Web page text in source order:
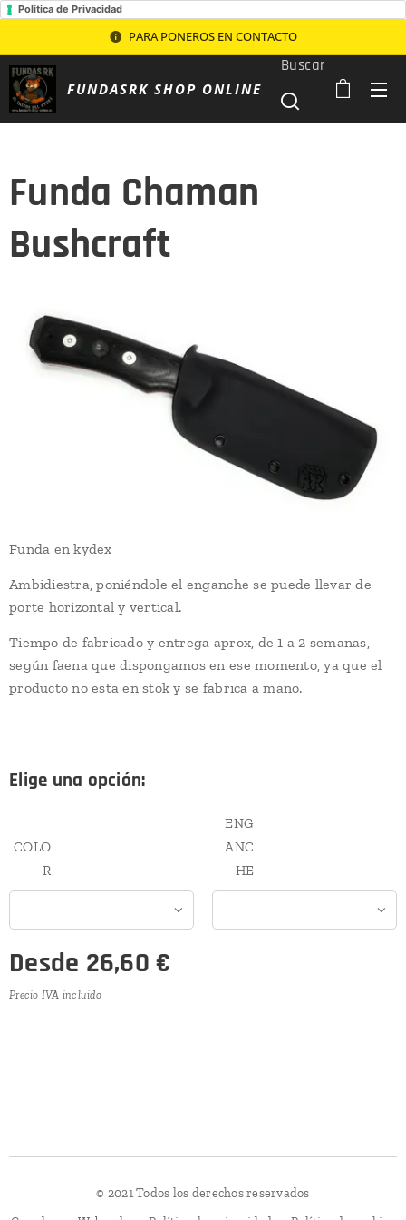
Política de Privacidad
PARA PONEROS EN CONTACTO
FUNDASRK SHOP ONLINE
Buscar
Funda Chaman
Bushcraft
Funda en kydex
Ambidiestra, poniéndole el enganche se puede llevar de
porte horizontal y vertical.
Tiempo de fabricado y entrega aprox, de 1 a 2 semanas,
según faena que dispongamos en ese momento, ya que el
producto no esta en stok y se fabrica a mano.
Elige una opción:
COLO
R
ENG
ANC
HE
Desde 26,60 €
Precio IVA incluido
© 2021 Todos los derechos reservados